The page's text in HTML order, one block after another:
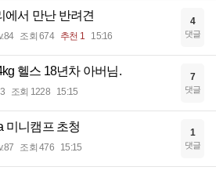
에서 만난 반려견
조회 674 추천 1 15:16
4
댓글
헬스 18년차 아버님.
조회 1228 15:15
7
댓글
미니캠프 초청
조회 476 15:15
1
댓글